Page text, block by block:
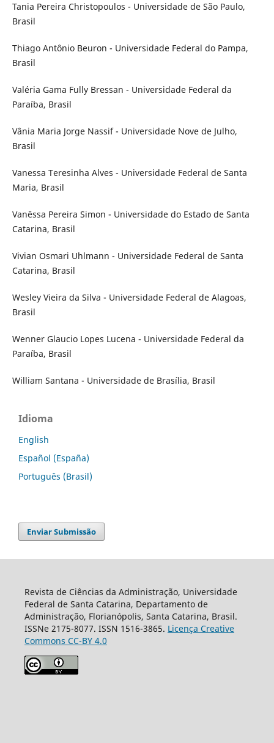
Tania Pereira Christopoulos - Universidade de São Paulo,
Brasil
Thiago Antônio Beuron - Universidade Federal do Pampa,
Brasil
Valéria Gama Fully Bressan - Universidade Federal da
Paraíba, Brasil
Vânia Maria Jorge Nassif - Universidade Nove de Julho,
Brasil
Vanessa Teresinha Alves - Universidade Federal de Santa
Maria, Brasil
Vanêssa Pereira Simon - Universidade do Estado de Santa
Catarina, Brasil
Vivian Osmari Uhlmann - Universidade Federal de Santa
Catarina, Brasil
Wesley Vieira da Silva - Universidade Federal de Alagoas,
Brasil
Wenner Glaucio Lopes Lucena - Universidade Federal da
Paraíba, Brasil
William Santana - Universidade de Brasília, Brasil
Idioma
English
Español (España)
Português (Brasil)
Enviar Submissão
Revista de Ciências da Administração, Universidade
Federal de Santa Catarina, Departamento de
Administração, Florianópolis, Santa Catarina, Brasil.
ISSNe 2175-8077. ISSN 1516-3865. Licença Creative
Commons CC-BY 4.0